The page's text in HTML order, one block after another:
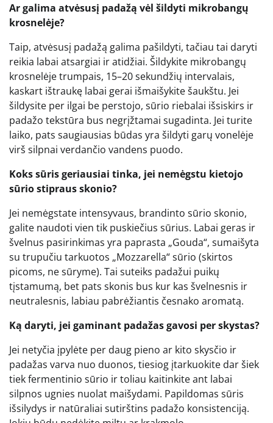
Ar galima atvėsusį padažą vėl šildyti mikrobangų
krosnelėje?
Taip, atvėsusį padažą galima pašildyti, tačiau tai daryti
reikia labai atsargiai ir atidžiai. Šildykite mikrobangų
krosnelėje trumpais, 15–20 sekundžių intervalais,
kaskart ištraukę labai gerai išmaišykite šaukštu. Jei
šildysite per ilgai be perstojo, sūrio riebalai išsiskirs ir
padažo tekstūra bus negrįžtamai sugadinta. Jei turite
laiko, pats saugiausias būdas yra šildyti garų vonelėje
virš silpnai verdančio vandens puodo.
Koks sūris geriausiai tinka, jei nemėgstu kietojo
sūrio stipraus skonio?
Jei nemėgstate intensyvaus, brandinto sūrio skonio,
galite naudoti vien tik puskiečius sūrius. Labai geras ir
švelnus pasirinkimas yra paprasta „Gouda“, sumaišyta
su trupučiu tarkuotos „Mozzarella“ sūrio (skirtos
picoms, ne sūryme). Tai suteiks padažui puikų
tįstamumą, bet pats skonis bus kur kas švelnesnis ir
neutralesnis, labiau pabrėžiantis česnako aromatą.
Ką daryti, jei gaminant padažas gavosi per skystas?
Jei netyčia įpylėte per daug pieno ar kito skysčio ir
padažas varva nuo duonos, tiesiog įtarkuokite dar šiek
tiek fermentinio sūrio ir toliau kaitinkite ant labai
silpnos ugnies nuolat maišydami. Papildomas sūris
išsilydys ir natūraliai sutirštins padažo konsistenciją.